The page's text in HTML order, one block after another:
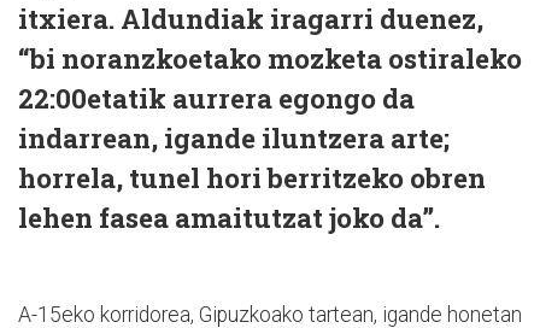
itxiera. Aldundiak iragarri duenez,
“bi noranzkoetako mozketa ostiraleko
22:00etatik aurrera egongo da
indarrean, igande iluntzera arte;
horrela, tunel hori berritzeko obren
lehen fasea amaitutzat joko da”.
A-15eko korridorea, Gipuzkoako tartean, igande honetan